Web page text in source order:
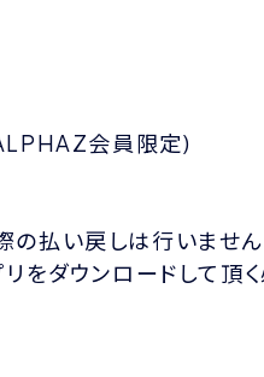
会員限定)
の払い戻しは行いません
ダウンロードして頂く